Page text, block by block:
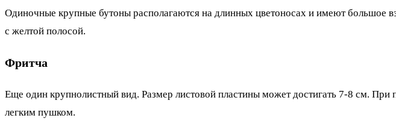
Одиночные крупные бутоны располагаются на длинных цветоносах и имеют большое
с желтой полосой.
Фритча
Еще один крупнолистный вид. Размер листовой пластины может достигать 7-8 см.
легким пушком.